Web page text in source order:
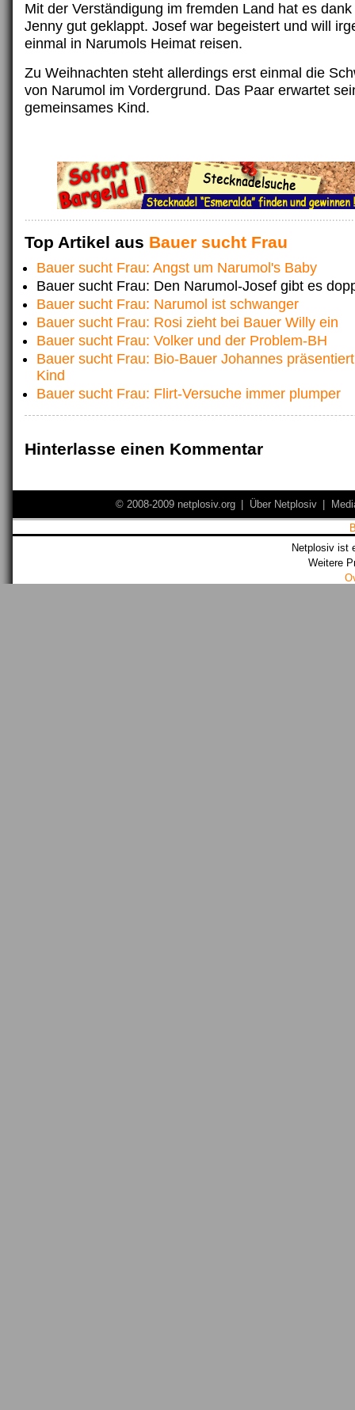
Mit der Verständigung im fremden Land hat es
Jenny gut geklappt. Josef war begeistert und will
einmal in Narumols Heimat reisen.
Zu Weihnachten steht allerdings erst einmal die
von Narumol im Vordergrund. Das Paar erwartet
gemeinsames Kind.
Top Artikel aus Bauer sucht Frau
Bauer sucht Frau: Angst um Narumol's Baby
Bauer sucht Frau: Den Narumol-Josef gibt es
Bauer sucht Frau: Narumol ist schwanger
Bauer sucht Frau: Rosi zieht bei Bauer Willy ein
Bauer sucht Frau: Volker und der Problem-BH
Bauer sucht Frau: Bio-Bauer Johannes
Kind
Bauer sucht Frau: Flirt-Versuche immer plumper
Hinterlasse einen Kommentar
© 2008-2009 netplosiv.org Über Netplosiv
Netplosiv ist
Weitere